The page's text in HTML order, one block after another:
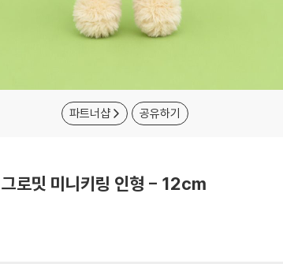
파트너샵 공유하기
로밋 미니키링 인형 - 12cm